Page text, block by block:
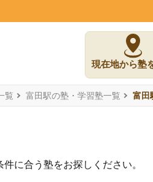
現在地から塾
覧 富田駅の塾・学習塾一覧 富田
に合う塾をお探しください。